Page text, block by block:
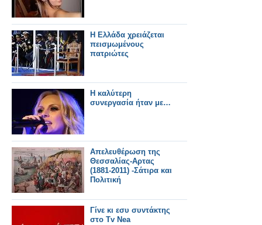
Η Ελλάδα χρειάζεται
πεισμωμένους
πατριώτες
Η καλύτερη
συνεργασία ήταν με…
Απελευθέρωση της
Θεσσαλίας-Αρτας
(1881-2011) -Σάτιρα και
Πολιτική
Γίνε κι εσυ συντάκτης
στο Tv Nea